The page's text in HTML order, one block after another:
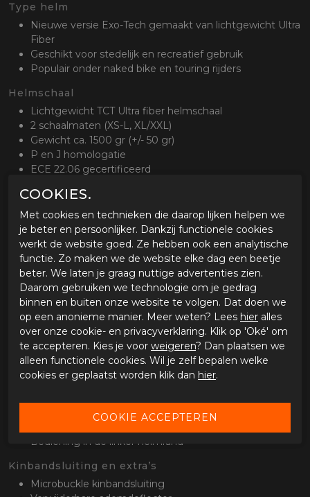
Type helm
Nieuwe versie Exo-Tech gemaakt van lichtgewicht Ultra
Fiber
Geschikt voor stedelijk en recreatief gebruik
Populair onder naked bike en touring rijders
Helmschaal
Lichtgewicht TCT Ultra fiber helmschaal
2 schaalmaten (XS-L, XL/XXL)
Gewicht ca. 1500 gr (+/- 50 gr)
P en J homologatie
ECE 22.06 gecertificeerd
Ventilatie
Afsluitbare ventilatie op kinstuk, bovenop de helm en
achterzijde
Creëert een actieve luchstroom door de helm
Gecertificeerd om met het kinstuk open te rijden
Binnenvoering
Uitneembare en wasbare binnenvoering
Kwikwick3 antibacterieel en sneldrogend materiaal
Kwikfit geschikt voor brildragers
Vizieren
Standaard helder Pinlock voorbereid vizier
Getint vizier inbegrepen
Geïntegreerd UV400 zonnevizier
Bediening in de linker helmrand
Kinbandsluiting en extra’s
Microbuckle kinbandsluiting
COOKIES.
Met cookies en technieken die daarop lijken helpen we
je beter en persoonlijker. Dankzij functionele cookies
werkt de website goed. Ze hebben ook een analytische
functie. Zo maken we de website elke dag een beetje
beter. We laten je graag nuttige advertenties zien.
Daarom gebruiken we technologie om je gedrag
binnen en buiten onze website te volgen. Dat doen we
op een anonieme manier. Meer weten? Lees hier alles
over onze cookie- en privacyverklaring. Klik op 'Oké' om
te accepteren. Kies je voor weigeren? Dan plaatsen we
alleen functionele cookies. Wil je zelf bepalen welke
cookies er geplaatst worden klik dan hier.